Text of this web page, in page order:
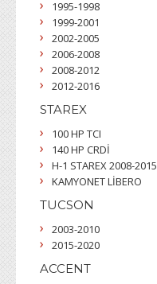
1995-1998
1999-2001
2002-2005
2006-2008
2008-2012
2012-2016
STAREX
100 HP TCI
140 HP CRDİ
H-1 STAREX 2008-2015
KAMYONET LİBERO
TUCSON
2003-2010
2015-2020
ACCENT